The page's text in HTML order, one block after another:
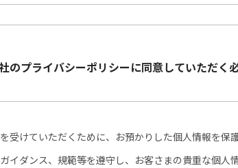
のプライバシーポリシーに同意していただく
受けていただくために、お預かりした個人情報を
イダンス、規範等を遵守し、お客さまの貴重な個人